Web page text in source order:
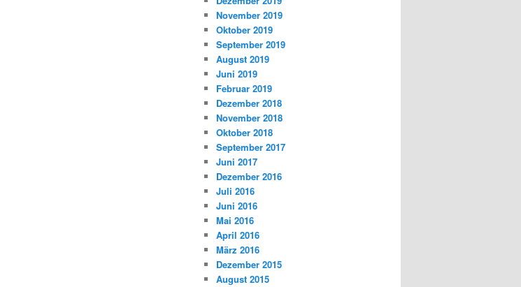
November 2019
Oktober 2019
September 2019
August 2019
Juni 2019
Februar 2019
Dezember 2018
November 2018
Oktober 2018
September 2017
Juni 2017
Dezember 2016
Juli 2016
Juni 2016
Mai 2016
April 2016
März 2016
Dezember 2015
August 2015